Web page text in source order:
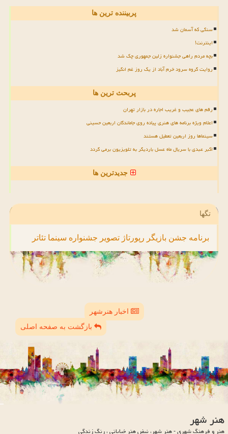
پربیننده ترین ها
سنگی که آسمان شد
اینترنت!
بچه مردم راهی جشنواره زلین جمهوری چک شد
روایت گروه سرود خرم آباد از یک روز غم انگیز
پربحث ترین ها
رقم های عجیب و غریب اجاره در بازار تهران
اعلام ویژه برنامه های هنری پیاده روی جاماندگان اربعین حسینی
سینماها روز اربعین تعطیل هستند
اکبر عبدی با سریال ماه عسل باردیگر به تلویزیون برمی گردد
جدیدترین ها
تگها
برنامه جشن بازیگر رپورتاژ تصویر جشنواره سینما تئاتر
اخبار هنرشهر
بازگشت به صفحه اصلی
هنر شهر
هنر و فرهنگ شهری - هنر شهر، نبض هنر خیابانی ، رنگ زندگی